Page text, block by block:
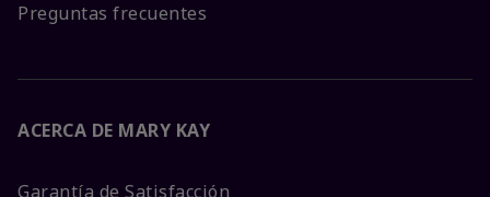
Preguntas frecuentes
ACERCA DE MARY KAY
Garantía de Satisfacción